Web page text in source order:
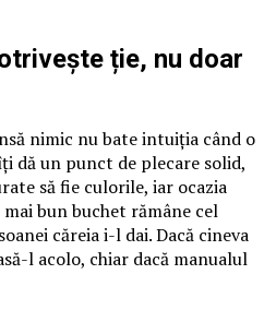
ție, nu doar
nimic nu bate intuiția când o
dă un punct de plecare solid,
să fie culorile, iar ocazia
bun buchet rămâne cel
căreia i-l dai. Dacă cineva
l acolo, chiar dacă manualul